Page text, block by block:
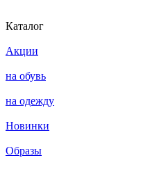
Каталог
Акции
на обувь
на одежду
Новинки
Образы